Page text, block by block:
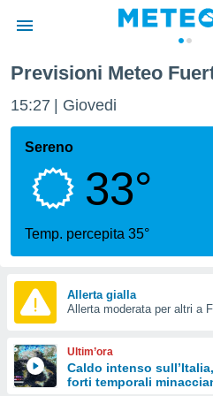
di
per
le
di
Web
le
Previsioni Meteo
15:27 Giovedi
Sereno
33°
Temp. percepita 35°
Allerta gialla
Allerta moderata per altri a
Ultim’ora
Caldo intenso
forti temporali